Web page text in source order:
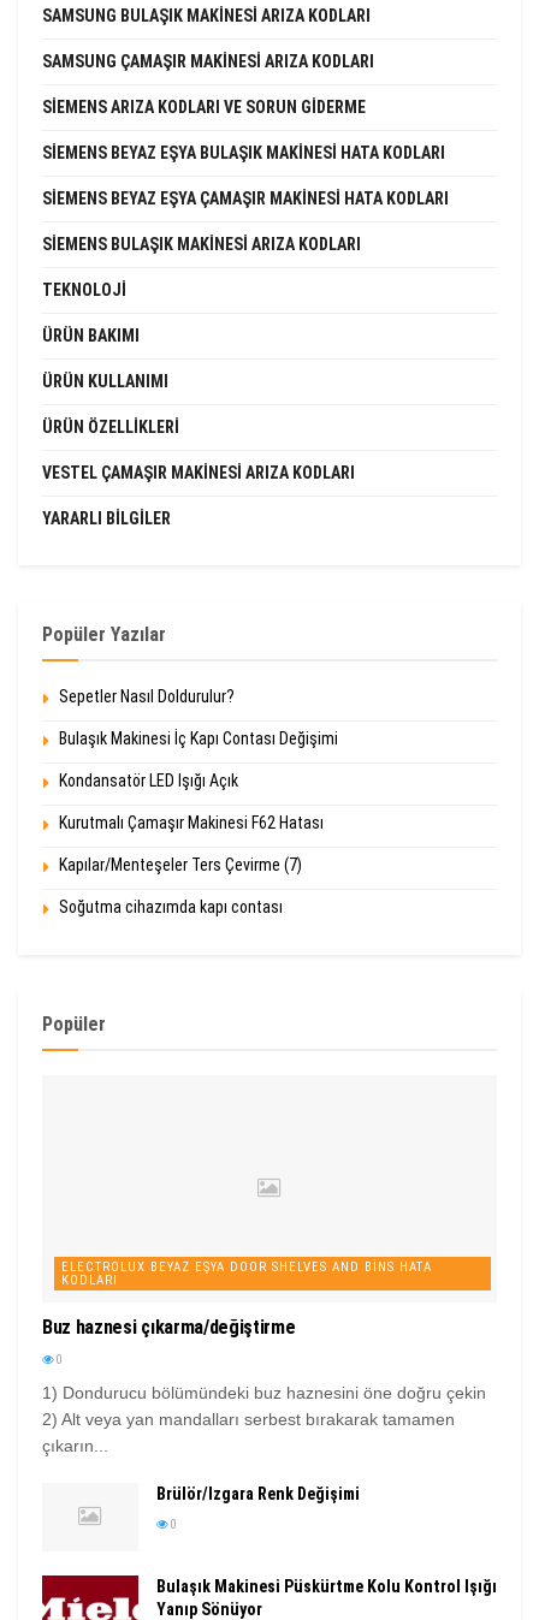
SAMSUNG BULAŞIK MAKINESI ARIZA KODLARI
SAMSUNG ÇAMAŞIR MAKINESI ARIZA KODLARI
SIEMENS ARIZA KODLARI VE SORUN GIDERME
SIEMENS BEYAZ EŞYA BULAŞIK MAKINESI HATA KODLARI
SIEMENS BEYAZ EŞYA ÇAMAŞIR MAKINESI HATA KODLARI
SIEMENS BULAŞIK MAKINESI ARIZA KODLARI
TEKNOLOJI
ÜRÜN BAKIMI
ÜRÜN KULLANIMI
ÜRÜN ÖZELLIKLERI
VESTEL ÇAMAŞIR MAKINESI ARIZA KODLARI
YARARLI BILGILER
Popüler Yazılar
Sepetler Nasıl Doldurulur?
Bulaşık Makinesi İç Kapı Contası Değişimi
Kondansatör LED Işığı Açık
Kurutmalı Çamaşır Makinesi F62 Hatası
Kapılar/Menteşeler Ters Çevirme (7)
Soğutma cihazımda kapı contası
Popüler
ELECTROLUX BEYAZ EŞYA DOOR SHELVES AND BINS HATA
KODLARI
Buz haznesi çıkarma/değiştirme
0
1) Dondurucu bölümündeki buz haznesini öne doğru çekin
2) Alt veya yan mandalları serbest bırakarak tamamen
çıkarın...
Brülör/Izgara Renk Değişimi
0
Bulaşık Makinesi Püskürtme Kolu Kontrol Işığı
Yanıp Sönüyor